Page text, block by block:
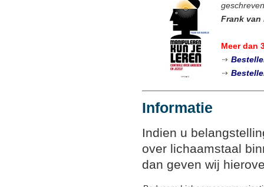
Frank van
Meer dan
Informatie
Indien u
over lichaamstaal
dan geven wij